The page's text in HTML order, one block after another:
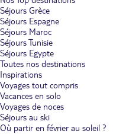
Séjours Grèce
Séjours Espagne
Séjours Maroc
Séjours Tunisie
Séjours Egypte
Toutes nos destinations
Inspirations
Voyages tout compris
Vacances en solo
Voyages de noces
Séjours au ski
Où partir en février au soleil ?